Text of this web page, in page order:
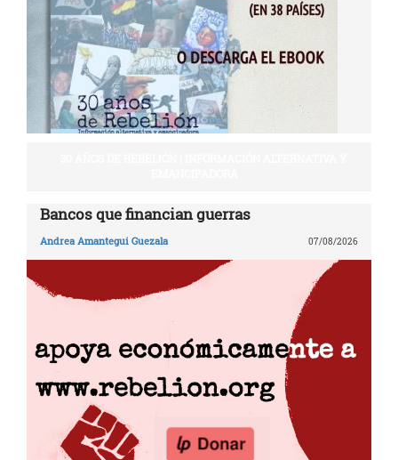
Bancos que financian guerras
Andrea Amantegui Guezala 07/08/2026